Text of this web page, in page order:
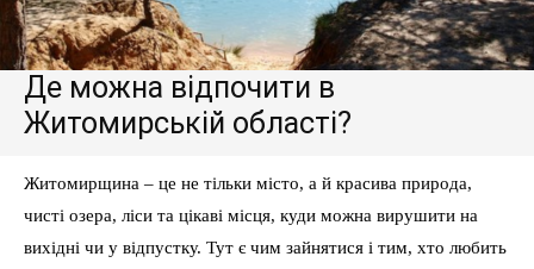
Де можна відпочити в
Житомирській області?
Житомирщина – це не тільки місто, а й красива природа,
чисті озера, ліси та цікаві місця, куди можна вирушити на
вихідні чи у відпустку. Тут є чим зайнятися і тим, хто любить